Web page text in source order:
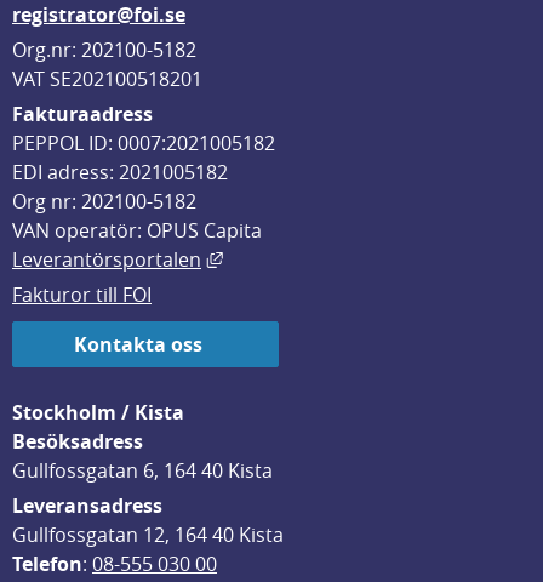
registrator@foi.se
Org.nr: 202100-5182
VAT SE202100518201
Fakturaadress
PEPPOL ID: 0007:2021005182
EDI adress: 2021005182
Org nr: 202100-5182
VAN operatör: OPUS Capita
Leverantörsportalen
Länk till annan webbplats, öppnas
Fakturor till FOI
Kontakta oss
Stockholm / Kista
Besöksadress
Gullfossgatan 6, 164 40 Kista
Leveransadress
Gullfossgatan 12, 164 40 Kista
Telefon: 08-555 030 00